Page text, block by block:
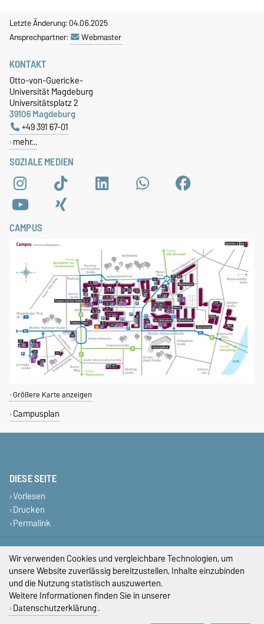
Letzte Änderung: 04.06.2025
Ansprechpartner:
Webmaster
SOZIALE MEDIEN
KONTAKT
Otto-von-Guericke-
Universität Magdeburg
Universitätsplatz 2
39106 Magdeburg
+49 391 67-01
mehr…
CAMPUS
Größere Karte anzeigen
Campusplan
DIESE SEITE
Vorlesen
Drucken
Permalink
Impressum
Datenschutz
Barrierefreiheit
Wir verwenden Cookies und vergleichbare Technologien, um
unsere Website zuverlässig bereitzustellen, Inhalte einzubinden
und die Nutzung statistisch auszuwerten.
Weitere Informationen finden Sie in unserer
Datenschutzerklärung.